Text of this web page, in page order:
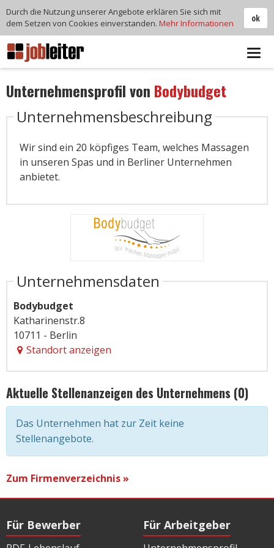
Unternehmensprofil von Bodybudget
Unternehmensbeschreibung
Wir sind ein 20 köpfiges Team, welches Massagen
in unseren Spas und in Berliner Unternehmen
anbietet.
Unternehmensdaten
Bodybudget
Katharinenstr.8
10711 - Berlin
Standort anzeigen
Aktuelle Stellenanzeigen des Unternehmens (0)
Das Unternehmen hat zur Zeit keine
Stellenangebote.
Zum Firmenverzeichnis »
Für Bewerber Für Arbeitgeber
ok
Durch die Nutzung unserer Angebote erklären Sie sich mit
dem Setzen von Cookies einverstanden. Mehr Informationen